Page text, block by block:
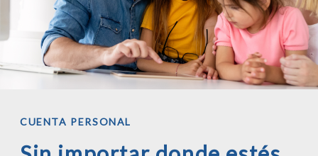
CUENTA PERSONAL